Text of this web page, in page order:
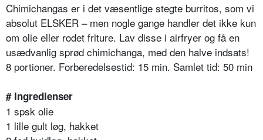
Chimichangas er i det væsentlige stegte burritos, som vi
absolut ELSKER – men nogle gange handler det ikke kun
om olie eller rodet friture. Lav disse i airfryer og få en
usædvanlig sprød chimichanga, med den halve indsats!
8 portioner. Forberedelsestid: 15 min. Samlet tid: 50 min
# Ingredienser
1 spsk olie
1 lille gult løg, hakket